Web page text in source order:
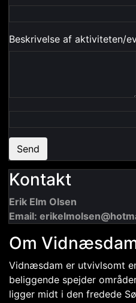
Beskrivelse af aktiviteten/
Send
Kontakt
Erik Elm Olsen
Email:
Om
Vidnæsdam er utvivlsomt
beliggende spejder
ligger midt i den fredede